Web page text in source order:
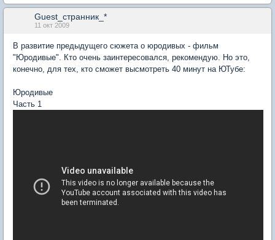
Guest_странник_*
11 окт 2009
В развитие предыдущего сюжета о юродивых - фильм
"Юродивые". Кто очень заинтересовался, рекомендую. Но это,
конечно, для тех, кто сможет высмотреть 40 минут на ЮТубе:
Юродивые
Часть 1